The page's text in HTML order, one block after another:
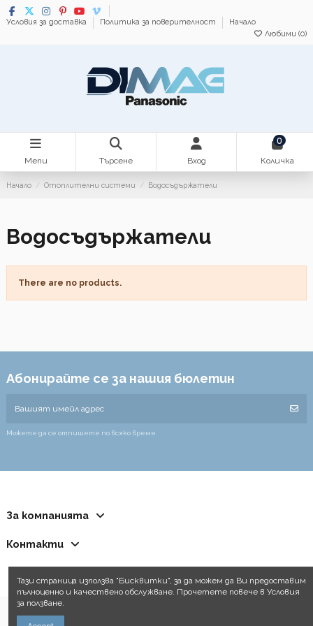
Условия за доставка Политика за поверителност
Начало
Любими (0)
Menu Търсене Вход
0
Количка
Начало Отоплителни системи Водосъдържатели
Водосъдържатели
There are no products.
Абонирайте се за нашия бюлетин
Можете да се отпишете по всяко време.
За компанията
Контакти
Тази страница използва "Бисквитки", за да можем да Ви предоставим
пълноценно и качествено обслужване. Прочетете повече в Условия
за ползване.